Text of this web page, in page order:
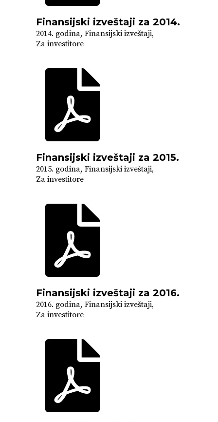
Finansijski izveštaji za 2014.
2014. godina Finansijski izveštaji
Za investitore
Finansijski izveštaji za 2015.
2015. godina Finansijski izveštaji
Za investitore
Finansijski izveštaji za 2016.
2016. godina Finansijski izveštaji
Za investitore